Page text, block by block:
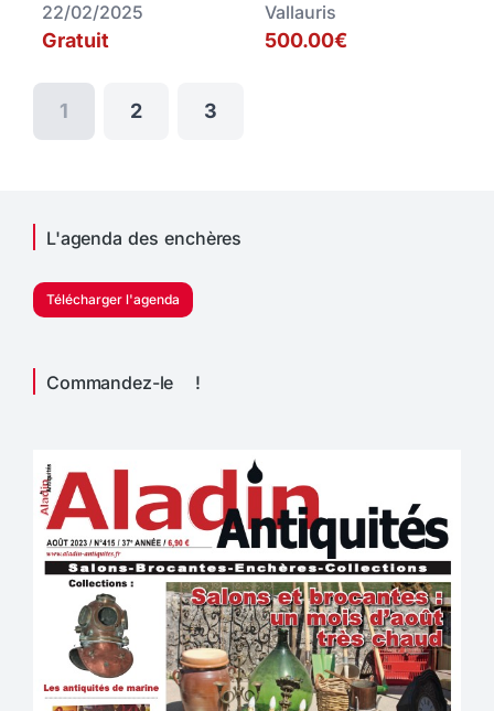
22/02/2025
Gratuit
Vallauris
500.00€
1 2 3
L'agenda des enchères
Télécharger l'agenda
Commandez-le !